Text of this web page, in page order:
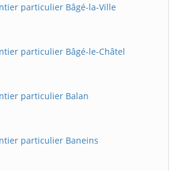
particulier Bâgé-la-Ville
particulier Bâgé-le-Châtel
particulier Balan
particulier Baneins